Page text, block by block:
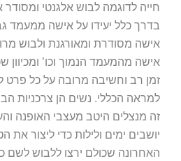
חייה לדוגמה לבוש אלגנטי ומסודר
בדרך כלל יעידו על אישה ממעמד
אישה מסודרת ומאורגנת ולבוש
אישה מהמעמד הנמוך וכו’ ומכיוון
זמן רב וחשיבה מרובה על כל פרט
למראה הכללי. נשים הן צרכניות
זה מנצלים היטב מעצבי האופנה
יושבים ימים ולילות כדי ליצור
האחרונה שכולם ירצו ללבוש